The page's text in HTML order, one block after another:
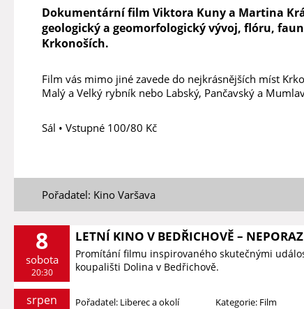
Dokumentární film Viktora Kuny a Martina
geologický a geomorfologický vývoj, flóru,
Krkonoších.
Film vás mimo jiné zavede do nejkrásnějších míst
Malý a Velký rybník nebo Labský, Pančavský a
Sál • Vstupné 100/80 Kč
Pořadatel: Kino Varšava
8
sobota
20:30
srpen
LETNÍ KINO V BEDŘICHOVĚ –
Promítání filmu inspirovaného skutečnými
koupališti Dolina v Bedřichově.
Pořadatel: Liberec a okolí Kategorie: Film